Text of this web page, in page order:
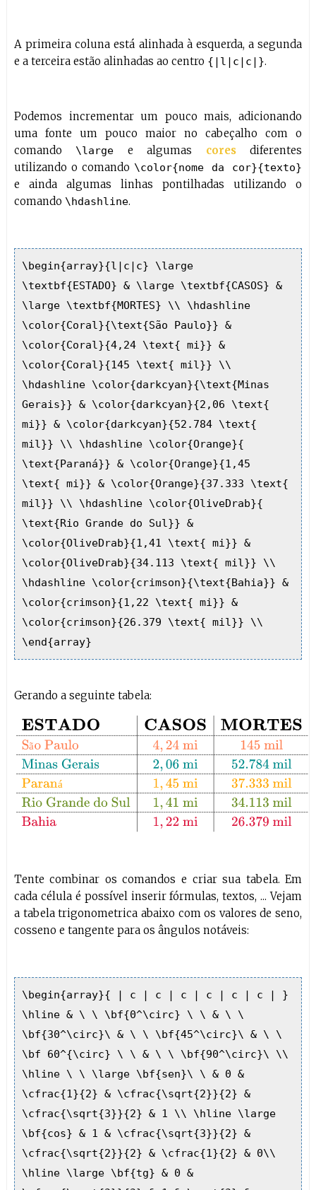
A primeira coluna está alinhada à esquerda, a segunda
e a terceira estão alinhadas ao centro {|l|c|c|}.
Podemos incrementar um pouco mais, adicionando
uma fonte um pouco maior no cabeçalho com o
comando \large e algumas coresdiferentes
utilizando o comando \color{nome da cor}{texto}
e ainda algumas linhas pontilhadas utilizando o
comando \hdashline.
\begin{array}{l|c|c} \large
\textbf{ESTADO} & \large \textbf{CASOS} &
\large \textbf{MORTES} \\ \hdashline
\color{Coral}{\text{São Paulo}} &
\color{Coral}{4,24 \text{ mi}} &
\color{Coral}{145 \text{ mil}} \\
\hdashline \color{darkcyan}{\text{Minas
Gerais}} & \color{darkcyan}{2,06 \text{
mi}} & \color{darkcyan}{52.784 \text{
mil}} \\ \hdashline \color{Orange}{
\text{Paraná}} & \color{Orange}{1,45
\text{ mi}} & \color{Orange}{37.333 \text{
mil}} \\ \hdashline \color{OliveDrab}{
\text{Rio Grande do Sul}} &
\color{OliveDrab}{1,41 \text{ mi}} &
\color{OliveDrab}{34.113 \text{ mil}} \\
\hdashline \color{crimson}{\text{Bahia}} &
\color{crimson}{1,22 \text{ mi}} &
\color{crimson}{26.379 \text{ mil}} \\
\end{array}
Gerando a seguinte tabela:
ã
á
ESTADO CASOSMORTES São Paulo4,24 mi145milMinas
Tente combinar os comandos e criar sua tabela. Em
cada célula é possível inserir fórmulas, textos, ... Vejam
a tabela trigonometrica abaixo com os valores de seno,
cosseno e tangente para os ângulos notáveis:
\begin{array}{ | c | c | c | c | c | c | }
\hline & \ \ \bf{0^\circ} \ \ & \ \
\bf{30^\circ}\ & \ \ \bf{45^\circ}\ & \ \
\bf 60^{\circ} \ \ & \ \ \bf{90^\circ}\ \\
\hline \ \ \large \bf{sen}\ \ & 0 &
\cfrac{1}{2} & \cfrac{\sqrt{2}}{2} &
\cfrac{\sqrt{3}}{2} & 1 \\ \hline \large
\bf{cos} & 1 & \cfrac{\sqrt{3}}{2} &
\cfrac{\sqrt{2}}{2} & \cfrac{1}{2} & 0\\
\hline \large \bf{tg} & 0 &